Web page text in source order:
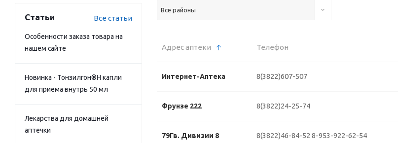
Все районы
Адрес аптеки Телефон
Интернет-Аптека 8(3822)607-507
Фрунзе 222 8(3822)24-25-74
79Гв. Дивизии 8 8(3822)46-84-52 8-953-922-62-54
Статьи Все статьи
Особенности заказа товара на
нашем сайте
Новинка - Тонзилгон®Н капли
для приема внутрь 50 мл
Лекарства для домашней
аптечки